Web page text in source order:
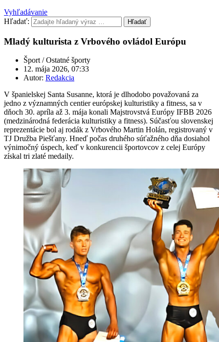
Vyhľadávanie
Hľadať:
Hľadať
Mladý kulturista z Vrbového ovládol Európu
Šport / Ostatné športy
12. mája 2026, 07:33
Autor: Redakcia
V španielskej Santa Susanne, ktorá je dlhodobo považovaná za
jedno z významných centier európskej kulturistiky a fitness, sa v
dňoch 30. apríla až 3. mája konali Majstrovstvá Európy IFBB 2026
(medzinárodná federácia kulturistiky a fitness). Súčasťou slovenskej
reprezentácie bol aj rodák z Vrbového Martin Holán, registrovaný v
TJ Družba Piešťany. Hneď počas druhého súťažného dňa dosiahol
výnimočný úspech, keď v konkurencii športovcov z celej Európy
získal tri zlaté medaily.